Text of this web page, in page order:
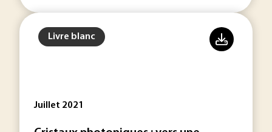
Livre blanc
Juillet 2021